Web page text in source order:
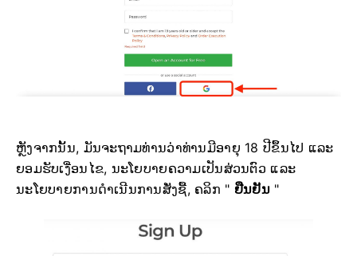
ຫຼັງຈາກນັ້ນ, ມັນຈະຖາມທ່ານວ່າທ່ານມີອາຍຸ 18 ປີຂຶ້ນໄປ ແລະ
ຍອມຮັບເງື່ອນໄຂ, ນະໂຍບາຍຄວາມເປັນສ່ວນຕົວ ແລະ
ນະໂຍບາຍການດຳເນີນການສັ່ງຊື້, ຄລິກ " ຢືນຢັນ"